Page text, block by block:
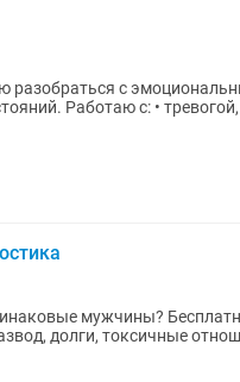
паническими
мужчины?
долги, токсичные